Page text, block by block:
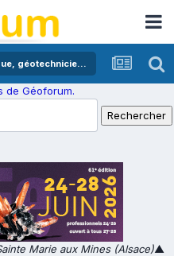
Offres d' emploi ou de stage (géologue, géotechnicien,...)
de Géoforum.
Marie aux Mines (Alsace)▲